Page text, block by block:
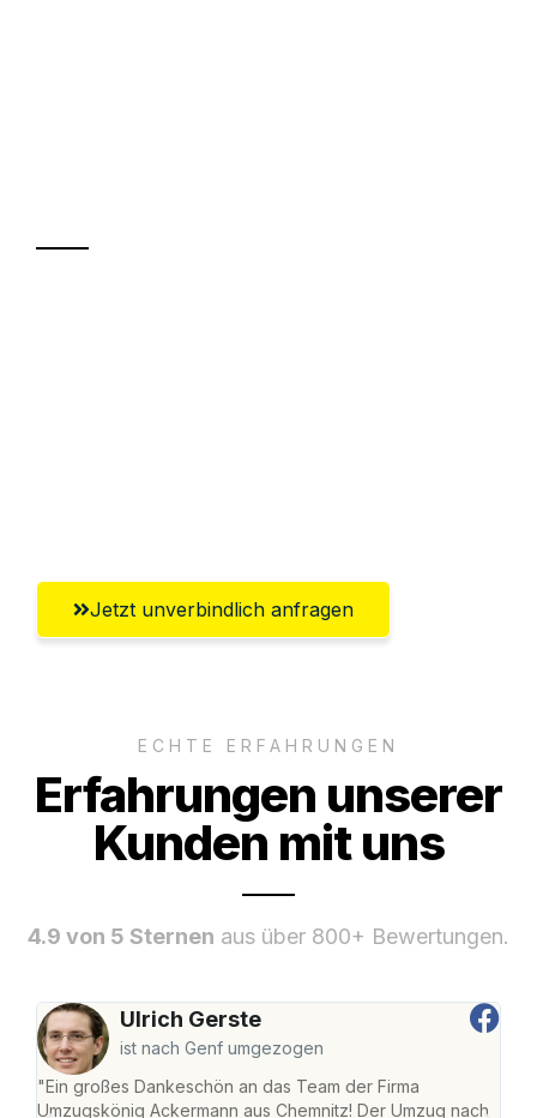
Jetzt unverbindlich anfragen
ECHTE ERFAHRUNGEN
Erfahrungen unserer
Kunden mit uns
4.9 von 5 Sternen aus über 800+ Bewertungen.
Ulrich Gerste
ist nach Genf umgezogen
"Ein großes Dankeschön an das Team der Firma
Umzugskönig Ackermann aus Chemnitz! Der Umzug nach